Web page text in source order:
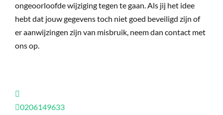
ongeoorloofde wijziging tegen te gaan. Als jij het idee
hebt dat jouw gegevens toch niet goed beveiligd zijn of
er aanwijzingen zijn van misbruik, neem dan contact met
ons op.
0206149633